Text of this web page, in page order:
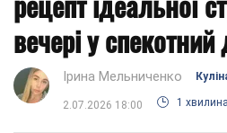
вечері у
Ірина Мельниченко
2.07.2026 18:00 1 хвилина